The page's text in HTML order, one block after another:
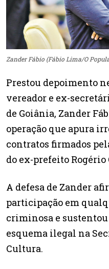
Zander Fábio (Fábio Lima/O
Prestou depoimento
vereador e ex-
de Goiânia, Zander
operação que apura
contratos firmados
do ex-prefeito Rogério
A defesa de Zander
participação em
criminosa e
esquema ilegal na
Cultura.